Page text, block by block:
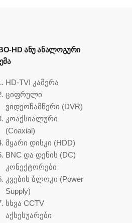
HD ᲐᲜᲣ ᲐᲜᲐᲚᲝᲒᲣᲠᲘ
HD-TVI კამერა
ციფრული
ვიდეოჩამწერი (DVR)
კოაქსიალური
(Coaxial)
მყარი დისკი (HDD)
BNC და დენის (DC)
კონექტორები
კვების ბლოკი (Power
Supply)
სხვა CCTV
აქსესუარები